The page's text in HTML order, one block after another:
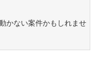
かない案件かもしれませ